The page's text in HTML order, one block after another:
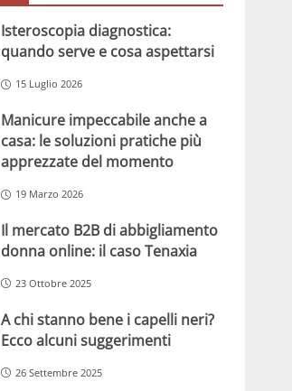
Isteroscopia diagnostica:
quando serve e cosa aspettarsi
15 Luglio 2026
Manicure impeccabile anche a
casa: le soluzioni pratiche più
apprezzate del momento
19 Marzo 2026
Il mercato B2B di abbigliamento
donna online: il caso Tenaxia
23 Ottobre 2025
A chi stanno bene i capelli neri?
Ecco alcuni suggerimenti
26 Settembre 2025